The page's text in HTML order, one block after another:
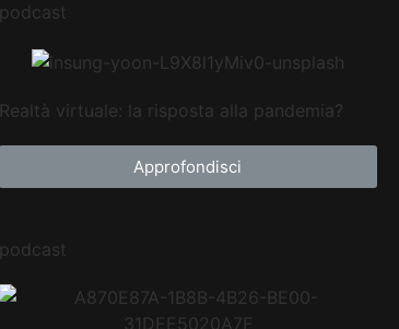
podcast
Realtà virtuale: la risposta alla pandemia?
Approfondisci
podcast